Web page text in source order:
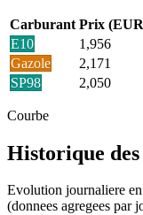
Carburant Prix
E10
1,956
Gazole
2,171
SP98
2,050
Courbe
Historique
Evolution journaliere
(donnees agregees par